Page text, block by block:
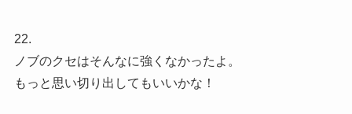
22.
ノブのクセはそんなに強くなかったよ。
もっと思い切り出してもいいかな！